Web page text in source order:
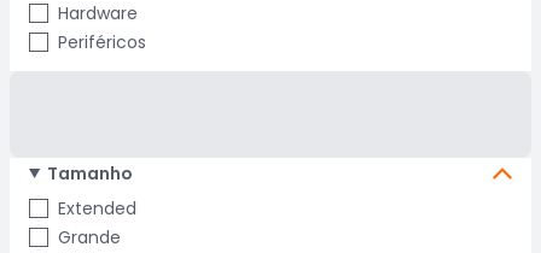
Hardware
Periféricos
Tamanho
Extended
Grande